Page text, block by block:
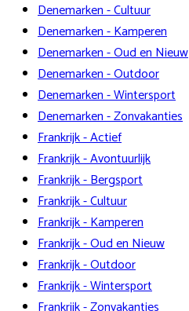
Denemarken - Cultuur
Denemarken - Kamperen
Denemarken - Oud en Nieuw
Denemarken - Outdoor
Denemarken - Wintersport
Denemarken - Zonvakanties
Frankrijk - Actief
Frankrijk - Avontuurlijk
Frankrijk - Bergsport
Frankrijk - Cultuur
Frankrijk - Kamperen
Frankrijk - Oud en Nieuw
Frankrijk - Outdoor
Frankrijk - Wintersport